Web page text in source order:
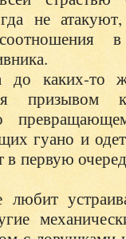
не
в
до каких-то
призывом к
гуано и
в первую
любит